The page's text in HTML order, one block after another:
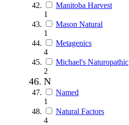
Manitoba Harvest
1
Mason Natural
1
Metagenics
4
Michael's Naturopathic
2
N
Named
1
Natural Factors
4